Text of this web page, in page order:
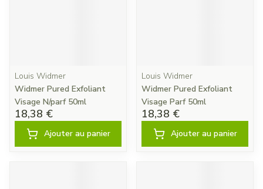
Louis Widmer
Widmer Pured Exfoliant
Visage N/parf 50ml
18,38 €
Ajouter au panier
Louis Widmer
Widmer Pured Exfoliant
Visage Parf 50ml
18,38 €
Ajouter au panier